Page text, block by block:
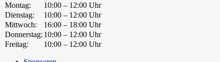
Montag:
10:00 – 12:00 Uhr
Dienstag:
10:00 – 12:00 Uhr
Mittwoch:
16:00 – 18:00 Uhr
Donnerstag: 10:00 – 12:00 Uhr
Freitag:
10:00 – 12:00 Uhr